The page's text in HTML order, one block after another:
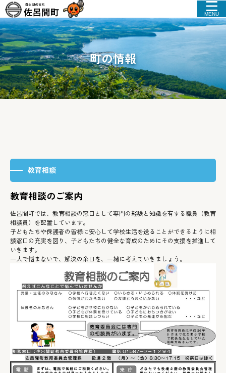
MENU
町の情報
教育相談
教育相談のご案内
佐呂間町では、教育相談の窓口として専門の経験と知識を有する職員（教育
相談員）を配置しています。
子どもたちや保護者の皆様に安心して学校生活を送ることができるように相
談窓口の充実を図り、子どもたちの健全な育成のためにその支援を推進して
いきます。
一人で悩まないで、解決の糸口を、一緒に考えていきましょう。